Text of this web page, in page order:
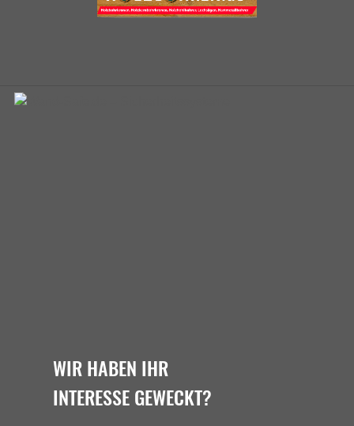
WIR HABEN IHR
INTERESSE GEWECKT?